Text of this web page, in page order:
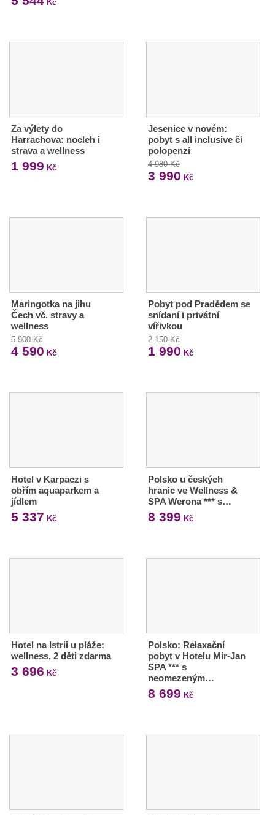
Kč
Za výlety do
Harrachova: nocleh i
strava a wellness
1 999 Kč
Jesenice v novém:
pobyt s all inclusive či
polopenzí
4 980 Kč
3 990 Kč
Maringotka na jihu
Čech vč. stravy a
wellness
5 800 Kč
4 590 Kč
Pobyt pod Pradědem se
snídaní i privátní
vířivkou
2 150 Kč
1 990 Kč
Hotel v Karpaczi s
obřím aquaparkem a
jídlem
5 337 Kč
Polsko u českých
hranic ve Wellness &
SPA Werona *** s…
8 399 Kč
Hotel na Istrii u pláže:
wellness, 2 děti zdarma
3 696 Kč
Polsko: Relaxační
pobyt v Hotelu Mir-Jan
SPA *** s
neomezeným…
8 699 Kč